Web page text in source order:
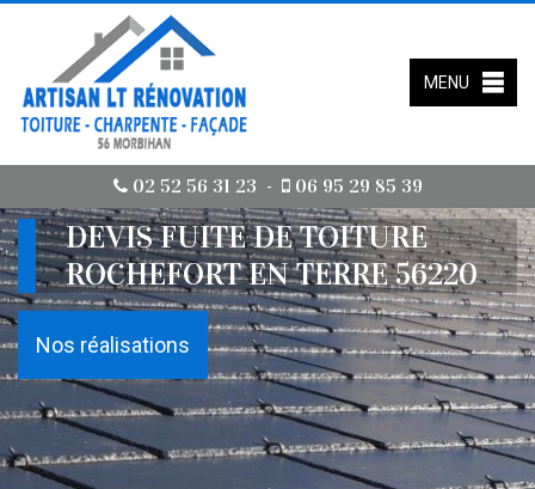
02 52 56 31 23 - 06 95 29 85 39
MENU
DEVIS FUITE DE TOITURE
ROCHEFORT EN TERRE 56220
Nos réalisations